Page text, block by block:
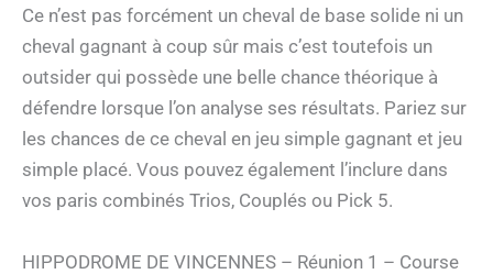
Ce n’est pas forcément un cheval de base solide ni un
cheval gagnant à coup sûr mais c’est toutefois un
outsider qui possède une belle chance théorique à
défendre lorsque l’on analyse ses résultats. Pariez sur
les chances de ce cheval en jeu simple gagnant et jeu
simple placé. Vous pouvez également l’inclure dans
vos paris combinés Trios, Couplés ou Pick 5.
HIPPODROME DE VINCENNES – Réunion 1 – Course